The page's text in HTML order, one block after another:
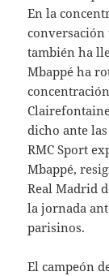
En la
conversación
también ha
Mbappé ha
dicho ante
RMC Sport
Mbappé,
Real Madrid
la jornada
parisinos.
El campeón